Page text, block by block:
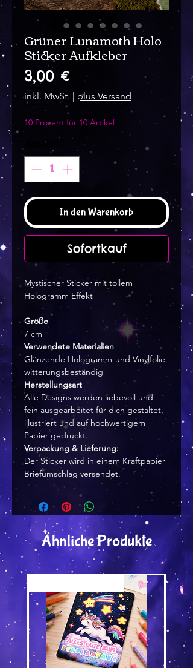
Grüner Lunamoth Holo
Sticker Aufkleber
3,00 €Preis
inkl. MwSt. | plus Versand
10 Prozent für 10 Artikel
Anzahl
In den Warenkorb
Sofortkauf
Mystischer Sticker mit tollem
Hologramm Effekt
Größe
7 cm
Verwendete Materialien
Glänzende Hologramm-und Vinylfolie,
witterungsbeständig
Herstellungsart
Alle Designs werden liebevoll und
fein ausgearbeitet für dich gestaltet,
illustriert und auf hochwertigem
Papier gedruckt.
Verpackung & Lieferung:
Der Sticker wird in einem Kraftpapier
Briefumschlag versendet.
Ähnliche Produkte